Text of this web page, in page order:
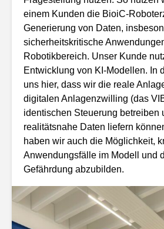
einem Kunden die BioiC-
Generierung von Daten,
sicherheitskritische
Robotikbereich. Unser Kunde
Entwicklung von KI-Modellen. In
uns hier, dass wir die reale
digitalen Anlagenzwilling (das
identischen Steuerung betreiben
realitätsnahe Daten liefern
haben wir auch die Möglichkeit,
Anwendungsfälle im Modell und
Gefährdung abzubilden.